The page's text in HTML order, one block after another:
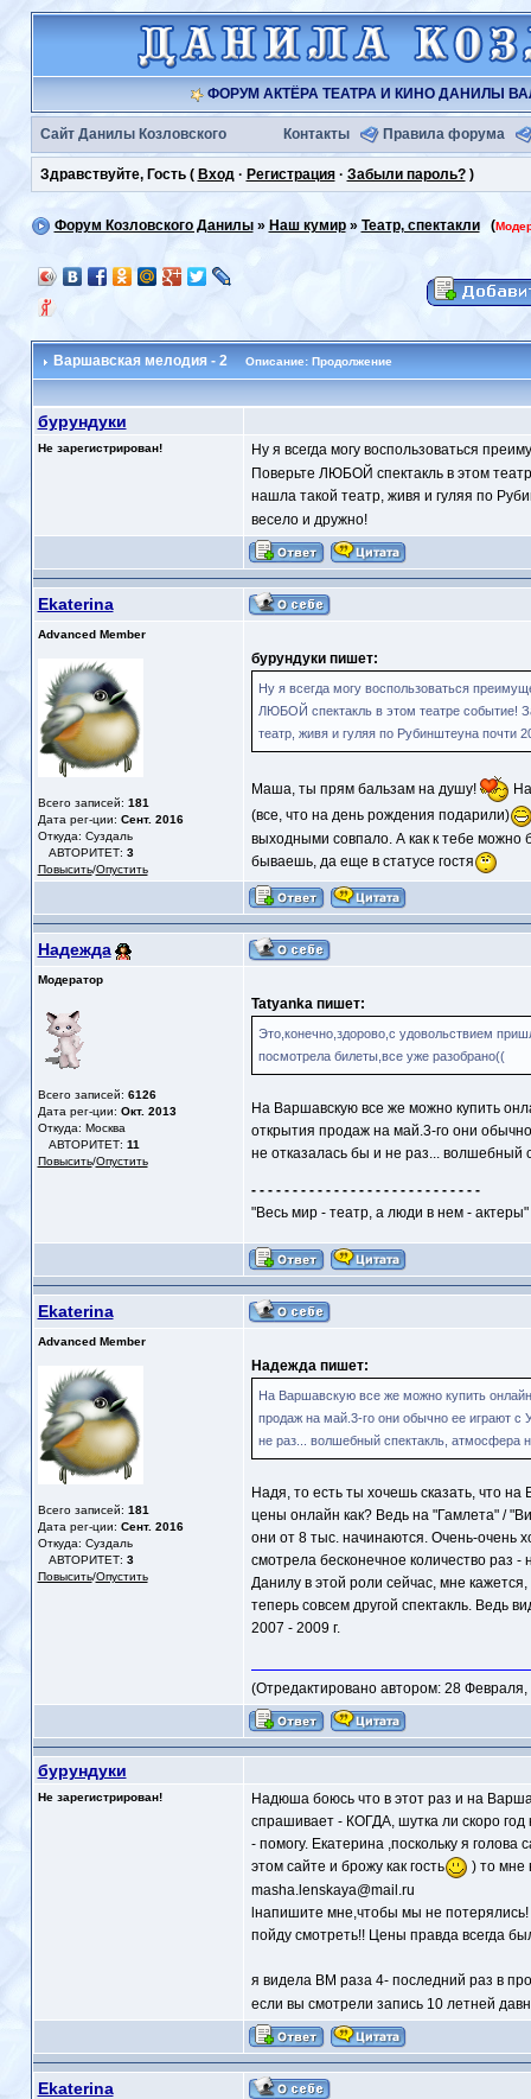
ФОРУМ АКТЁРА ТЕАТРА И КИНО ДАНИЛЫ
Сайт Данилы Козловского Контакты Правила форума
Здравствуйте, Гость ( Вход· Регистрация· Забыли пароль?)
Форум Козловского Данилы» Наш кумир» Театр, спектакли(
Варшавская мелодия - 2 Описание: Продолжение
бурундуки
Не зарегистрирован!
Ну я всегда могу воспользоваться
Поверьте ЛЮБОЙ спектакль в этом
нашла такой театр, живя и гуляя по
весело и дружно!
Ekaterina
Advanced Member
Всего записей: 181
Дата рег-ции: Сент. 2016
Откуда: Суздаль
АВТОРИТЕТ: 3
Повысить/Опустить
бурундуки пишет:
Ну я всегда могу воспользоваться
ЛЮБОЙ спектакль в этом театре событие!
театр, живя и гуляя по Рубинштеуна почти
Маша, ты прям бальзам на душу!
(все, что на день рождения подарили)
выходными совпало. А как к тебе можно
бываешь, да еще в статусе гостя
Надежда
Модератор
Всего записей: 6126
Дата рег-ции: Окт. 2013
Откуда: Москва
АВТОРИТЕТ: 11
Повысить/Опустить
Tatyanka пишет:
Это,конечно,здорово,с удовольствием
посмотрела билеты,все уже разобрано((
На Варшавскую все же можно купить
открытия продаж на май.3-го они
не отказалась бы и не раз... волшебный
- - - - - - - - - - - - - - - - - - - - - - - - - - - -
"Весь мир - театр, а люди в нем - актеры"
Ekaterina
Advanced Member
Всего записей: 181
Дата рег-ции: Сент. 2016
Откуда: Суздаль
АВТОРИТЕТ: 3
Повысить/Опустить
Надежда пишет:
На Варшавскую все же можно купить
продаж на май.3-го они обычно ее играют
не раз... волшебный спектакль, атмосфера
Надя, то есть ты хочешь сказать, что на
цены онлайн как? Ведь на "Гамлета" /
они от 8 тыс. начинаются. Очень-очень
смотрела бесконечное количество раз -
Данилу в этой роли сейчас, мне
теперь совсем другой спектакль. Ведь
2007 - 2009 г.
(Отредактировано автором: 28
бурундуки
Не зарегистрирован!
Надюша боюсь что в этот раз и на
спрашивает - КОГДА, шутка ли скоро год
- помогу. Екатерина ,поскольку я
этом сайте и брожу как гость
) то мне
masha.lenskaya@mail.ru
lнапишите мне,чтобы мы не
пойду смотреть!! Цены правда всегда
я видела ВМ раза 4- последний раз в
если вы смотрели запись 10 летней
Ekaterina